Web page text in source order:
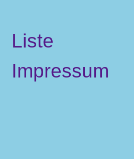
Liste
Impressum